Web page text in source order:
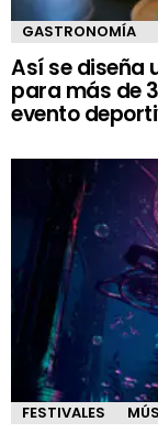
GASTRONOMÍA
Así se diseña
para más de
evento
FESTIVALES